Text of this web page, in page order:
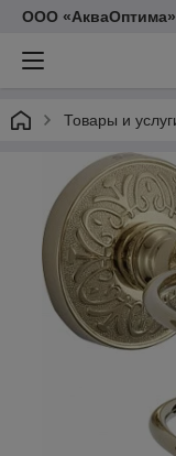
ООО «АкваОптима»
Товары и